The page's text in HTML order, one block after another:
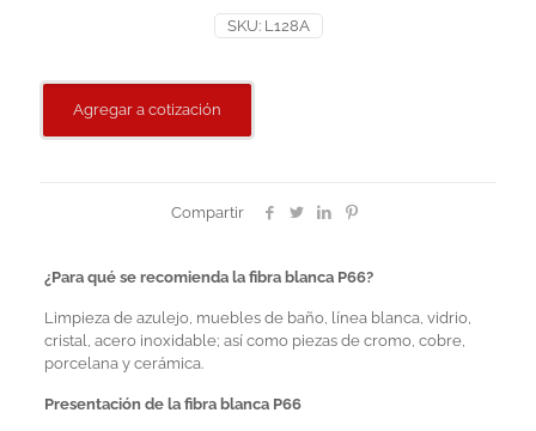
SKU: L128A
Agregar a cotización
Compartir
¿Para qué se recomienda la fibra blanca P66?
Limpieza de azulejo, muebles de baño, línea blanca, vidrio,
cristal, acero inoxidable; así como piezas de cromo, cobre,
porcelana y cerámica.
Presentación de la fibra blanca P66